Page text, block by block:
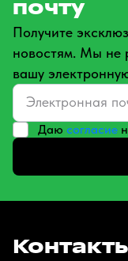
почту
Получите
новостям. Мы не
вашу
Даю согласие